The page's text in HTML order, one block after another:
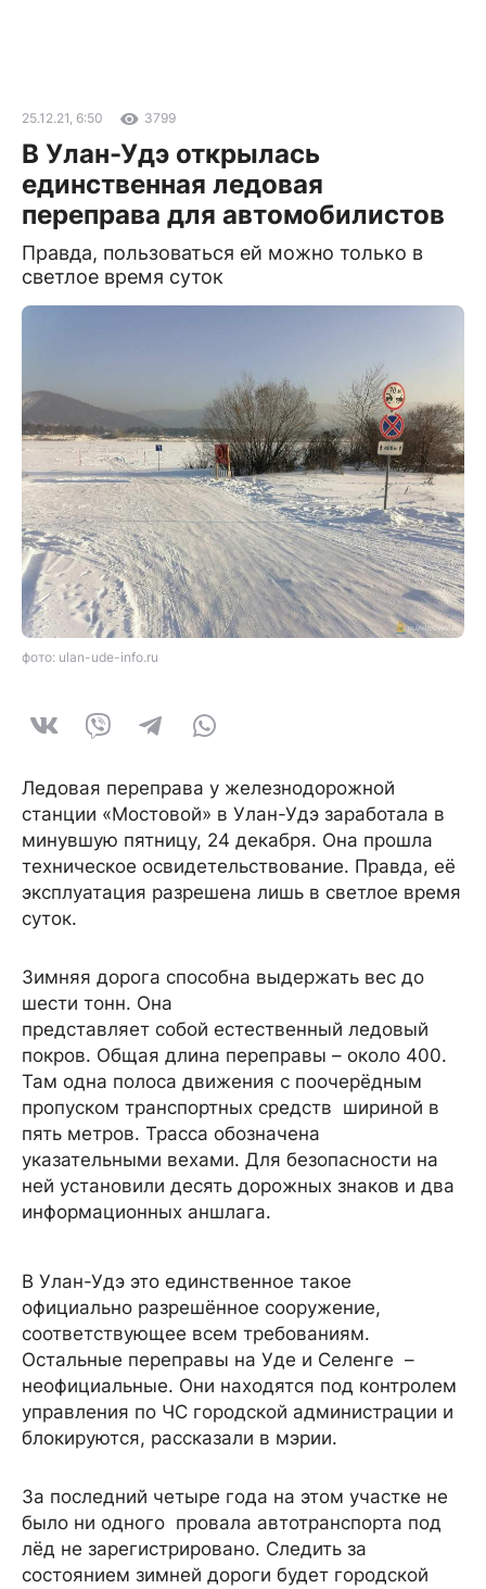
25.12.21, 6:50 3799
В Улан-Удэ открылась
единственная ледовая
переправа для автомобилистов
Правда, пользоваться ей можно только в
светлое время суток
фото: ulan-ude-info.ru
Ледовая переправа у железнодорожной
станции «Мостовой» в Улан-Удэ заработала в
минувшую пятницу, 24 декабря. Она прошла
техническое освидетельствование. Правда, её
эксплуатация разрешена лишь в светлое время
суток.
Зимняя дорога способна выдержать вес до
шести тонн. Она
представляет собой естественный ледовый
покров. Общая длина переправы – около 400.
Там одна полоса движения с поочерёдным
пропуском транспортных средств шириной в
пять метров. Трасса обозначена
указательными вехами. Для безопасности на
ней установили десять дорожных знаков и два
информационных аншлага.
В Улан-Удэ это единственное такое
официально разрешённое сооружение,
соответствующее всем требованиям.
Остальные переправы на Уде и Селенге –
неофициальные. Они находятся под контролем
управления по ЧС городской администрации и
блокируются, рассказали в мэрии.
За последний четыре года на этом участке не
было ни одного провала автотранспорта под
лёд не зарегистрировано. Следить за
состоянием зимней дороги будет городской